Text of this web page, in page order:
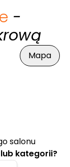
-
Mapa
salonu
kategorii?